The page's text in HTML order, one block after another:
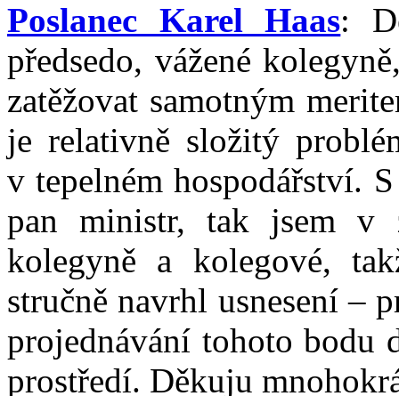
Poslanec Karel Haas:
předsedo, vážené
zatěžovat samotným
je relativně složitý
v tepelném hospodářství.
pan ministr, tak jsem v
kolegyně a kolegové,
stručně navrhl usnesení –
projednávání tohoto bodu
prostředí. Děkuju